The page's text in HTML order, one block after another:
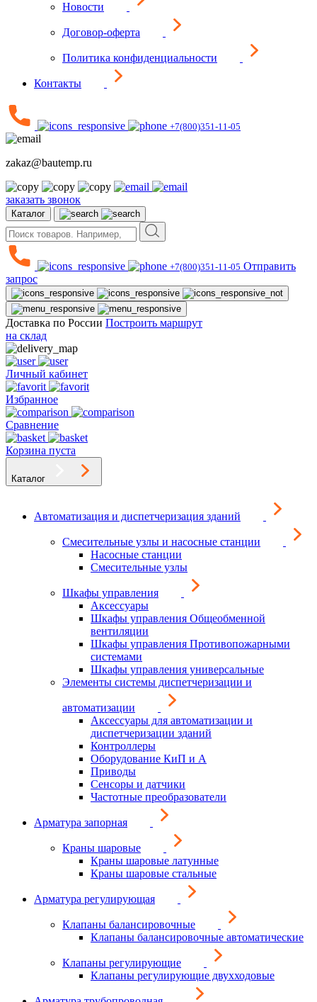
Новости
Договор-оферта
Политика конфиденциальности
Контакты
+7(800)351-11-05
zakaz@bautemp.ru
заказать звонок
Каталог
+7(800)351-11-05 Отправить
запрос
Доставка по России Построить маршрут
на склад
Личный кабинет
Избранное
Сравнение
Корзина пуста
Каталог
Автоматизация и диспетчеризация зданий
Смесительные узлы и насосные станции
Насосные станции
Смесительные узлы
Шкафы управления
Аксессуары
Шкафы управления Общеобменной
вентиляции
Шкафы управления Противопожарными
системами
Шкафы управления универсальные
Элементы системы диспетчеризации и
автоматизации
Аксессуары для автоматизации и
диспетчеризации зданий
Контроллеры
Оборудование КиП и А
Приводы
Сенсоры и датчики
Частотные преобразователи
Арматура запорная
Краны шаровые
Краны шаровые латунные
Краны шаровые стальные
Арматура регулирующая
Клапаны балансировочные
Клапаны балансировочные автоматические
Клапаны регулирующие
Клапаны регулирующие двухходовые